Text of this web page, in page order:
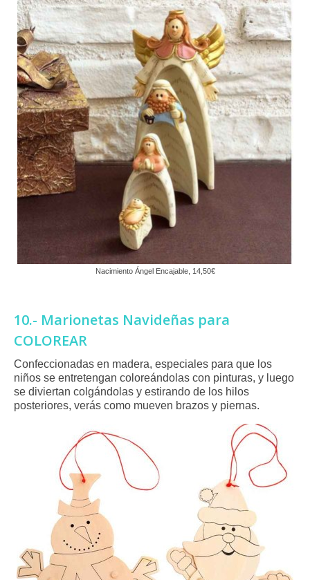
Nacimiento Ángel Encajable, 14,50€
10.- Marionetas Navideñas para
COLOREAR
Confeccionadas en madera, especiales para que los
niños se entretengan coloreándolas con pinturas, y luego
se diviertan colgándolas y estirando de los hilos
posteriores, verás como mueven brazos y piernas.